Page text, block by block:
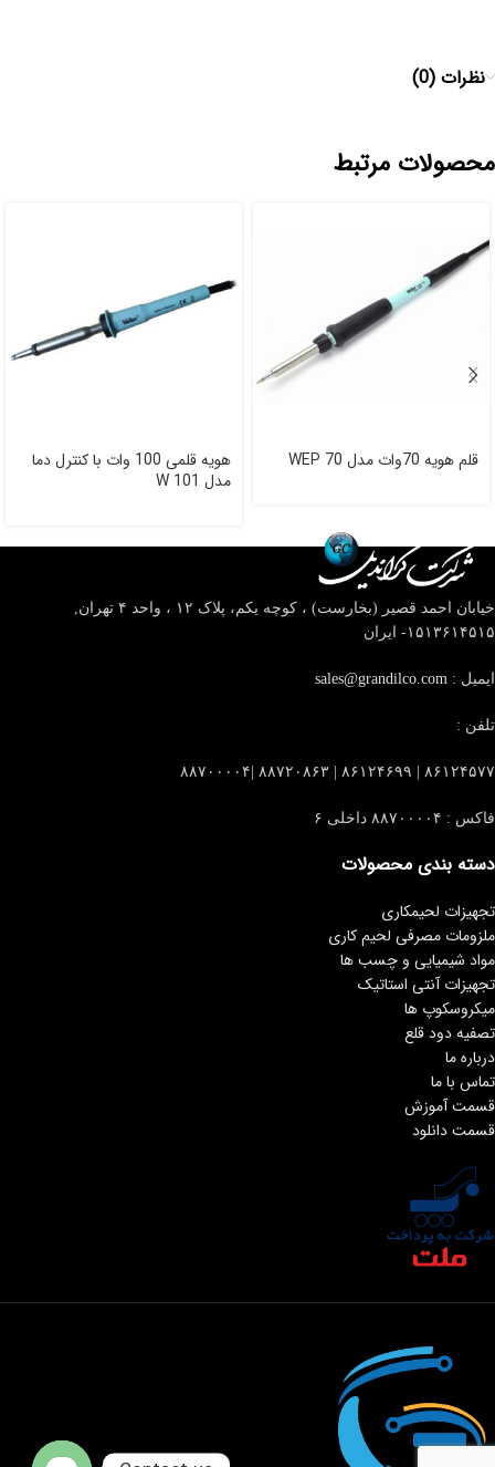
نظرات (0)
محصولات مرتبط
قلم هویه 70وات مدل WEP 70
هویه قلمی 100 وات با کنترل دما
مدل W 101
خیابان احمد قصیر (بخارست) ، کوچه یکم، پلاک ۱۲ ، واحد ۴
تهران,
۱۵۱۳۶۱۴۵۱۵- ایران
ایمیل : sales@grandilco.com
تلفن :
۸۶۱۲۴۵۷۷ | ۸۶۱۲۴۶۹۹ | ۸۸۷۲۰۸۶۳ |۸۸۷۰۰۰۰۴
فاکس : ۸۸۷۰۰۰۰۴ داخلی ۶
دسته بندی محصولات
تجهیزات لحیمکاری
ملزومات مصرفی لحیم کاری
مواد شیمیایی و چسب ها
تجهیزات آنتی استاتیک
میکروسکوپ ها
تصفیه دود قلع
درباره ما
تماس با ما
قسمت آموزش
قسمت دانلود